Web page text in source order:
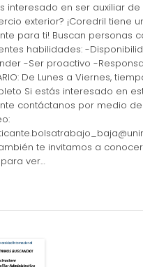
interesado en ser auxiliar de
exterior? ¡Coredril tiene
para ti! Buscan personas
habilidades: -
-Ser proactivo -
De Lunes a Viernes,
Si estás interesado en
contáctanos por medio
te invitamos a
ver…